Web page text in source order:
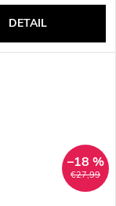
DETAIL
€27,99
–18 %